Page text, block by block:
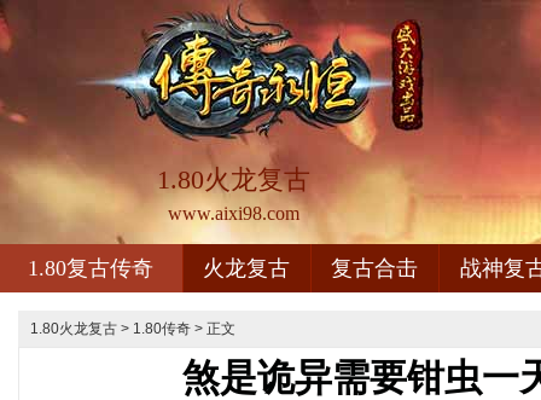
1.80火龙复古
www.aixi98.com
1.80复古传奇 火龙复古 复古合击 战神复
1.80火龙复古 > 1.80传奇 > 正文
煞是诡异需要钳虫一